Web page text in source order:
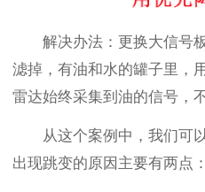
解决办法：更换大信号
滤掉，有油和水的罐子里，
雷达始终采集到油的信号，
从这个案例中，我们可
出现跳变的原因主要有两点：